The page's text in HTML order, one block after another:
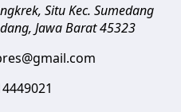
Situ Kec. Sumedang
, Jawa Barat 45323